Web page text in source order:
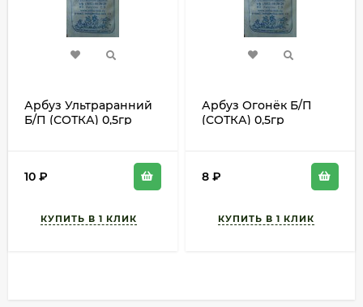
Арбуз Ультраранний
Б/П (СОТКА) 0,5гр
10 ₽
Арбуз Огонёк Б/П
(СОТКА) 0,5гр
8 ₽